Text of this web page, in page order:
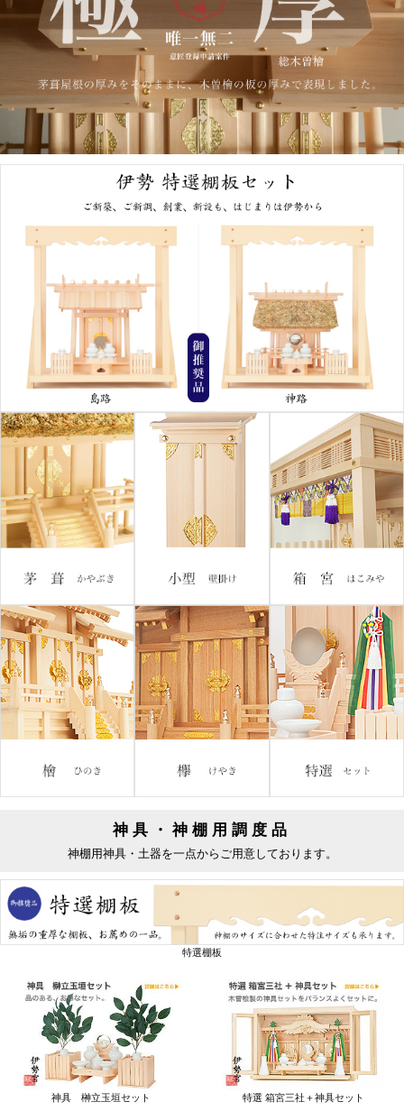
神具・神棚用調度品
神棚用神具・土器を一点からご用意しております。
特選棚板
神具 榊立玉垣セット 特選 箱宮三社＋神具セット